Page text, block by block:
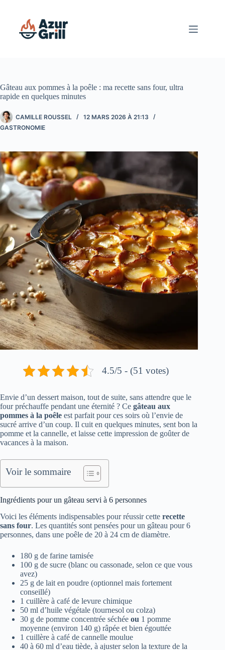
Gâteau aux pommes à la poêle : ma recette sans four, ultra
rapide en quelques minutes
CAMILLE ROUSSEL
12 MARS 2026 À 21:13
GASTRONOMIE
4.5/5 - (51 votes)
Envie d’un dessert maison, tout de suite, sans attendre que le
four préchauffe pendant une éternité ? Ce gâteau aux
pommes à la poêle est parfait pour ces soirs où l’envie de
sucré arrive d’un coup. Il cuit en quelques minutes, sent bon la
pomme et la cannelle, et laisse cette impression de goûter de
vacances à la maison.
Voir le sommaire
Ingrédients pour un gâteau servi à 6 personnes
Voici les éléments indispensables pour réussir cette recette
sans four. Les quantités sont pensées pour un gâteau pour 6
personnes, dans une poêle de 20 à 24 cm de diamètre.
180 g de farine tamisée
100 g de sucre (blanc ou cassonade, selon ce que vous
avez)
25 g de lait en poudre (optionnel mais fortement
conseillé)
1 cuillère à café de levure chimique
50 ml d’huile végétale (tournesol ou colza)
30 g de pomme concentrée séchée ou 1 pomme
moyenne (environ 140 g) râpée et bien égouttée
1 cuillère à café de cannelle moulue
40 à 60 ml d’eau tiède, à ajuster selon la texture de la